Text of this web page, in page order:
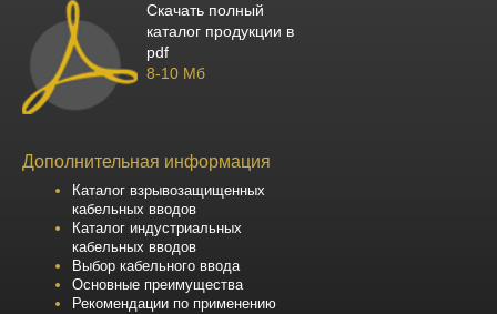
Скачать полный
каталог продукции в
pdf
8-10 Мб
Дополнительная информация
Каталог взрывозащищенных
кабельных вводов
Каталог индустриальных
кабельных вводов
Выбор кабельного ввода
Основные преимущества
Рекомендации по применению